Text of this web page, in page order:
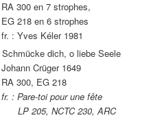
1981
dich, o liebe Seele
1649
218
fr. : Pare-toi pour une fête
230, ARC